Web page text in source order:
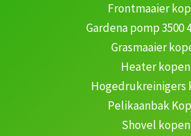
Frontmaaier
Gardena pomp 3500
Grasmaaier
Heater kopen
Hogedrukreinigers
Pelikaanbak
Shovel kopen